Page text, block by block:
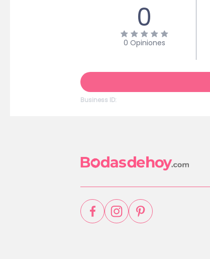
0
0 Opiniones
Business ID: